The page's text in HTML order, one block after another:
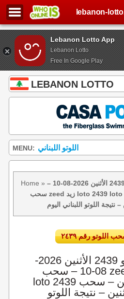
Lebanon Lotto App
Lebanon Lotto
Free In Google Play
lebanon-
LEBANON LOTTO
MENU: اللوتو اللبناني
Home »نتائج سحب اللوتو 2439 الأثنين 2026-08-10 –
سحب zeed زيد loto 2439 loto 2439 نتيجة اللوتو الأثنين –
نتيجة اللوتو اللبناني اليوم
نتائج سحب اللوتو 2439 الأثنين 2026-
08-10 – سحب zeed زيد loto 2439
loto 2439 نتيجة اللوتو الأثنين – سحب
– نتيجة اللوتو